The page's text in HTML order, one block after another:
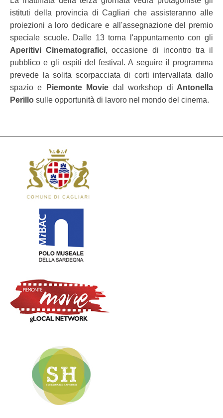
istituti della provincia di Cagliari che assisteranno alle
proiezioni a loro dedicare e all'assegnazione del premio
speciale scuole. Dalle 13 torna l'appuntamento con gli
Aperitivi Cinematografici, occasione di incontro tra il
pubblico e gli ospiti del festival. A seguire il programma
prevede la solita scorpacciata di corti intervallata dallo
spazio e
Piemonte Movie dal workshop di Antonella
Perillo sulle opportunità di lavoro nel mondo del cinema.